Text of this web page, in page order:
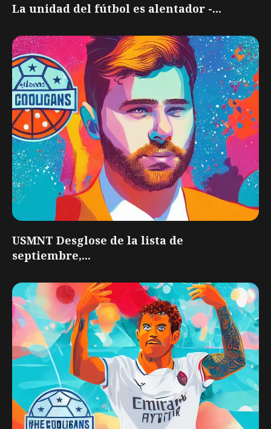
La unidad del fútbol es alentador -...
USMNT Desglose de la lista de
septiembre,...